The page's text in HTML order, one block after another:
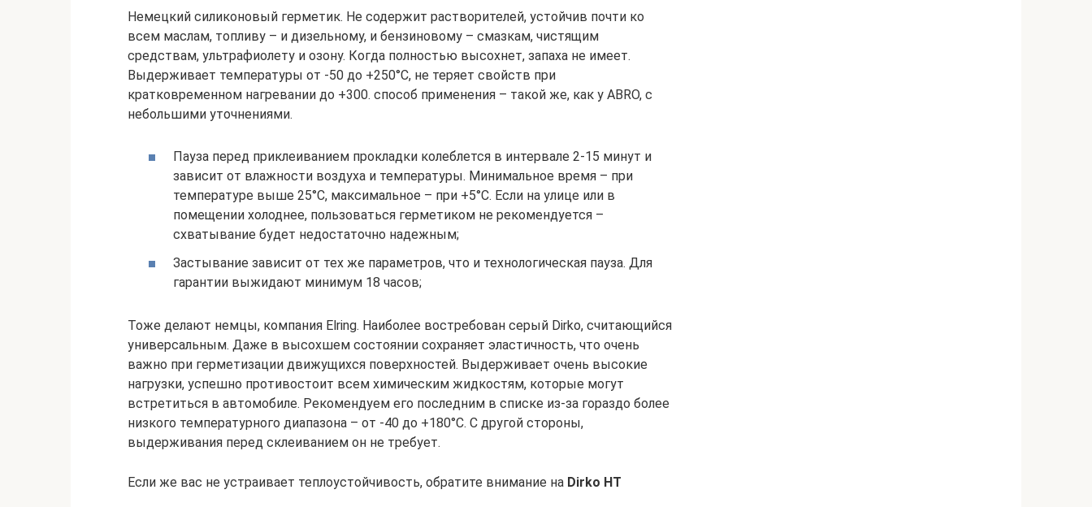
Немецкий силиконовый герметик. Не содержит растворителей, устойчив почти ко
всем маслам, топливу – и дизельному, и бензиновому – смазкам, чистящим
средствам, ультрафиолету и озону. Когда полностью высохнет, запаха не имеет.
Выдерживает температуры от -50 до +250°C, не теряет свойств при
кратковременном нагревании до +300. способ применения – такой же, как у ABRO, с
небольшими уточнениями.
Пауза перед приклеиванием прокладки колеблется в интервале 2-15 минут и
зависит от влажности воздуха и температуры. Минимальное время – при
температуре выше 25°C, максимальное – при +5°C. Если на улице или в
помещении холоднее, пользоваться герметиком не рекомендуется –
схватывание будет недостаточно надежным;
Застывание зависит от тех же параметров, что и технологическая пауза. Для
гарантии выжидают минимум 18 часов;
Тоже делают немцы, компания Elring. Наиболее востребован серый Dirko, считающийся
универсальным. Даже в высохшем состоянии сохраняет эластичность, что очень
важно при герметизации движущихся поверхностей. Выдерживает очень высокие
нагрузки, успешно противостоит всем химическим жидкостям, которые могут
встретиться в автомобиле. Рекомендуем его последним в списке из-за гораздо более
низкого температурного диапазона – от -40 до +180°C. С другой стороны,
выдерживания перед склеиванием он не требует.
Если же вас не устраивает теплоустойчивость, обратите внимание на Dirko HT